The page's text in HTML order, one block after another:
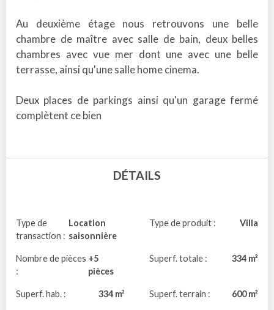
Au deuxième étage nous retrouvons une belle
chambre de maître avec salle de bain, deux belles
chambres avec vue mer dont une avec une belle
terrasse, ainsi qu'une salle home cinema.
Deux places de parkings ainsi qu'un garage fermé
complètent ce bien
DÉTAILS
Type de
transaction :
Location
saisonnière
Type de produit : Villa
Nombre de pièces
:
+5
pièces
Superf. totale : 334 m²
Superf. hab. : 334 m² Superf. terrain : 600 m²